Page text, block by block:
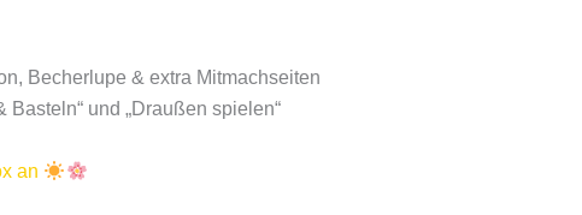
Becherlupe & extra Mitmachseiten
Basteln“ und „Draußen spielen“
an